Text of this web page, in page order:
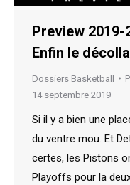
Preview
Enfin le
Dossiers Basketball
14 septembre 2019
Si il y a bien une
du ventre mou. Et
certes, les Pistons
Playoffs pour la